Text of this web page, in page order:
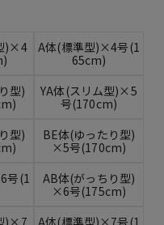
)×4
A体(標準型)×4号(1
65cm)
型)
YA体(スリム型)×5
号(170cm)
型)
BE体(ゆったり型)
×5号(170cm)
号(1
AB体(がっちり型)
×6号(175cm)
)×7
A体(標準型)×7号(1